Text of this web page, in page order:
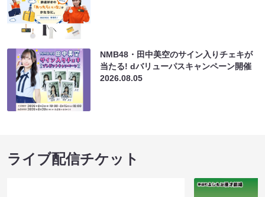
NMB48・田中美空のサイン入りチェキが
当たる! dバリューパスキャンペーン開催
2026.08.05
ライブ配信チケット